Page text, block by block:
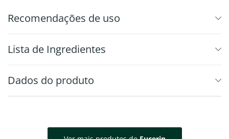
Recomendações de uso
⁠Lista de Ingredientes
Dados do produto